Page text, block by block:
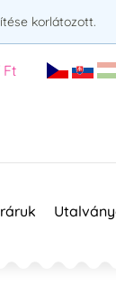
korlátozott.
Ft